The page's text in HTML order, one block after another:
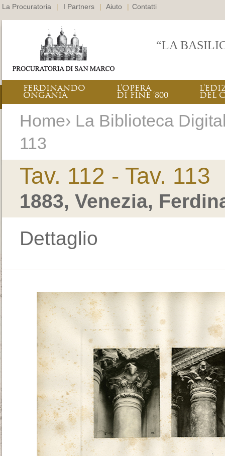
La Procuratoria | I Partners | Aiuto | Contatti
“LA
FERDINANDO
ONGANIA
L’OPERA
DI FINE ‘800 DEL
Home› La Biblioteca
113
Tav. 112 - Tav. 113
1883, Venezia,
Dettaglio